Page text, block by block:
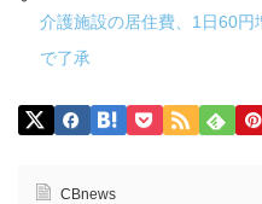
介護施設の居住費、1日60
で了承
CBnews